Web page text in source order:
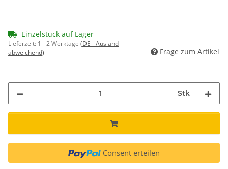
Einzelstück auf Lager
Lieferzeit: 1 - 2 Werktage (DE - Ausland
abweichend)
Frage zum Artikel
Stk
Consent erteilen